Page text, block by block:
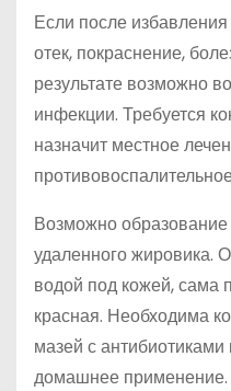
Если после
отек, покраснение,
результате возможно
инфекции. Требуется
назначит местное
Возможно
удаленного жировика.
водой под кожей, сама
красная. Необходима
мазей с
домашнее применение.